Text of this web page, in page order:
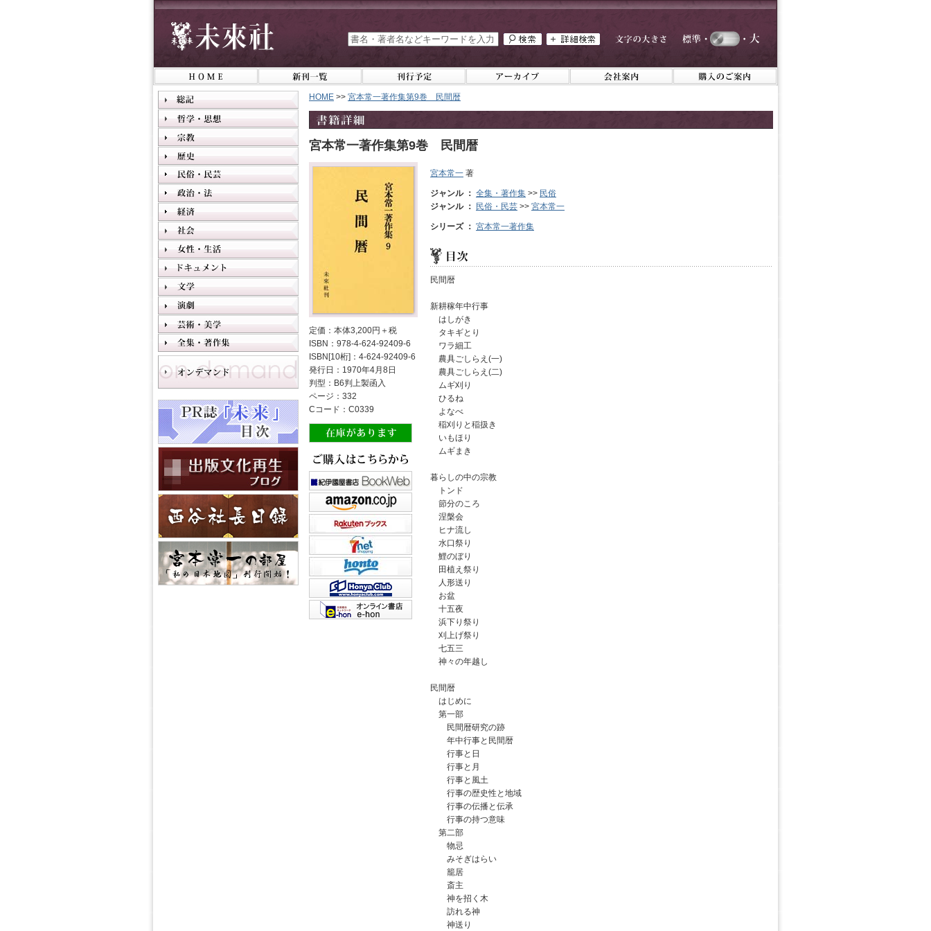
HOME >> 宮本常一著作集第9巻 民間暦
宮本常一著作集第9巻 民間暦
定価：本体3,200円＋税
ISBN：978-4-624-92409-6
ISBN[10桁]：4-624-92409-6
発行日：1970年4月8日
判型：B6判上製函入
ページ：332
Cコード：C0339
宮本常一 著
ジャンル ： 全集・著作集 >> 民俗
ジャンル ：
民俗・民芸 >> 宮本常一
シリーズ ： 宮本常一著作集
民間暦
新耕稼年中行事
はしがき
タキギとり
ワラ細工
農具ごしらえ(一)
農具ごしらえ(二)
ムギ刈り
ひるね
よなべ
稲刈りと稲扱き
いもほり
ムギまき
暮らしの中の宗教
トンド
節分のころ
涅槃会
ヒナ流し
水口祭り
鯉のぼり
田植え祭り
人形送り
お盆
十五夜
浜下り祭り
刈上げ祭り
七五三
神々の年越し
民間暦
はじめに
第一部
民間暦研究の跡
年中行事と民間暦
行事と日
行事と月
行事と風土
行事の歴史性と地域
行事の伝播と伝承
行事の持つ意味
第二部
物忌
みそぎはらい
籠居
斎主
神を招く木
訪れる神
神送り